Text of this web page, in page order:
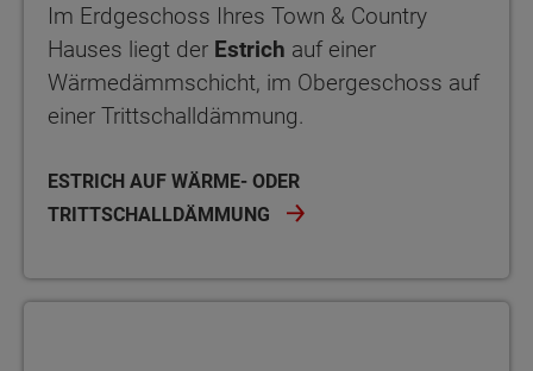
Im Erdgeschoss Ihres Town & Country
Hauses liegt der Estrich auf einer
Wärmedämmschicht, im Obergeschoss auf
einer Trittschalldämmung.
ESTRICH AUF WÄRME- ODER
TRITTSCHALLDÄMMUNG